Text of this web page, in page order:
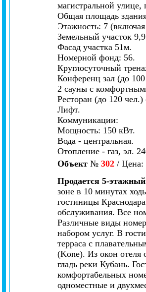
магистральной
Общая площадь
Этажность: 7
Земельный участок
Фасад участка 51м.
Номерной фонд: 56.
Круглосуточный
Конференц зал (до
2 сауны с
Ресторан (до 120
Лифт.
Коммуникации:
Мощность: 150 кВт.
Вода - центральная.
Отопление - газ, эл.
Объект № 302 / Цена:
Продается 5-
зоне в 10 минутах
гостиницы
обслуживания. Все
Различные виды
набором услуг. В
терраса с
(Kone). Из окон отеля
гладь реки Кубань.
комфортабельных
одноместные и